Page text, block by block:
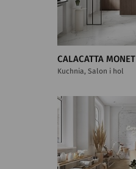
CALACATTA MONET
Kuchnia, Salon i hol